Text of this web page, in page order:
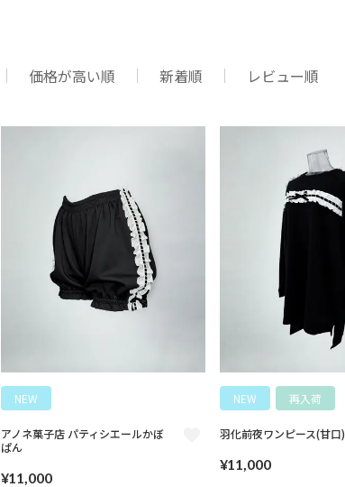
価格が高い順 新着順 レビュー順
アノネ菓子店 パティシエールかぼ
ぱん
NEW
¥11,000
羽化前夜ワンピース(甘口)
NEW 再入荷
¥11,000